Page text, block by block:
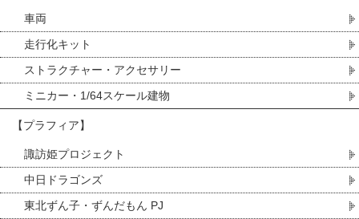
車両
走行化キット
ストラクチャー・アクセサリー
ミニカー・1/64スケール建物
【プラフィア】
諏訪姫プロジェクト
中日ドラゴンズ
東北ずん子・ずんだもん PJ